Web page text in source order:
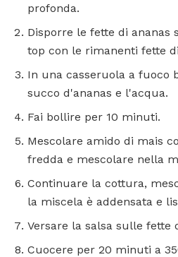
profonda.
Disporre le fette di ananas
top con le rimanenti fette
In una casseruola a fuoco
succo d'ananas e l'acqua.
Fai bollire per 10 minuti.
Mescolare amido di mais
fredda e mescolare nella
Continuare la cottura,
la miscela è addensata e
Versare la salsa sulle fette
Cuocere per 20 minuti a